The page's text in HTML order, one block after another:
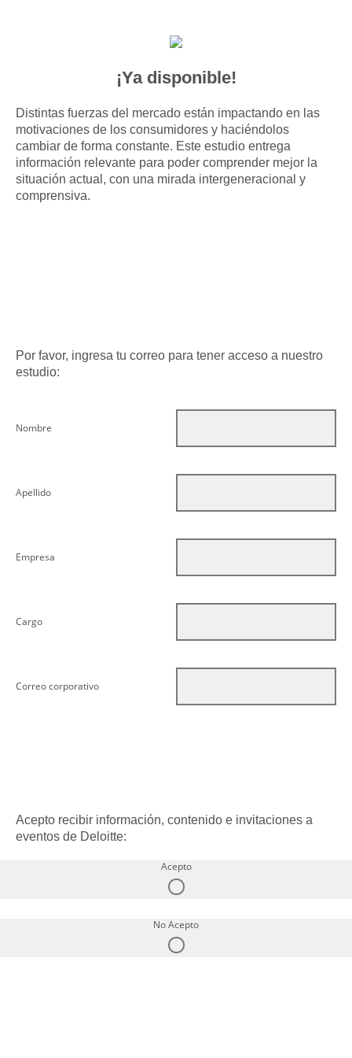
¡Ya disponible!
Distintas fuerzas del mercado están impactando en las
motivaciones de los consumidores y haciéndolos
cambiar de forma constante. Este estudio entrega
información relevante para poder comprender mejor la
situación actual, con una mirada intergeneracional y
comprensiva.
Por favor, ingresa tu correo para tener acceso a nuestro
estudio:
Nombre
Apellido
Empresa
Cargo
Correo corporativo
Acepto recibir información, contenido e invitaciones a
eventos de Deloitte:
Acepto
No Acepto